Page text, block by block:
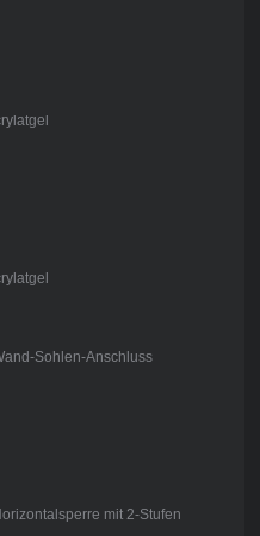
Sohlen-Anschluss
mit 2-Stufen